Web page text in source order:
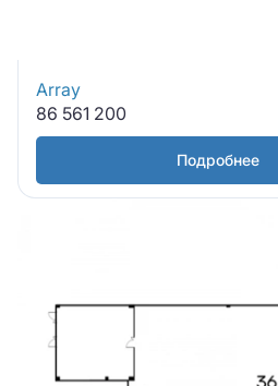
Array
86 561 200
Подробнее